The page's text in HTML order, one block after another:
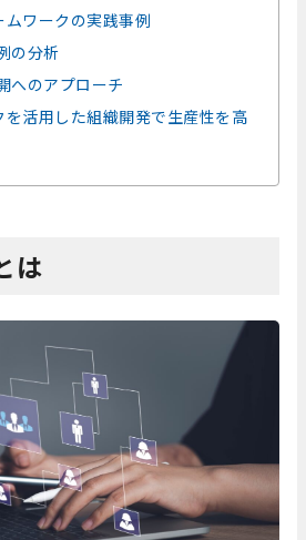
ワークの実践事例
の分析
へのアプローチ
活用した組織開発で生産性を高
は